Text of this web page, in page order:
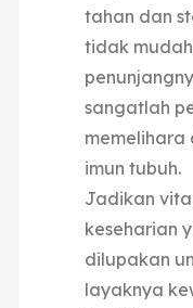
tahan dan
tidak
sangatlah
memelihara
imun tubuh.
Jadikan
keseharian
dilupakan
layaknya